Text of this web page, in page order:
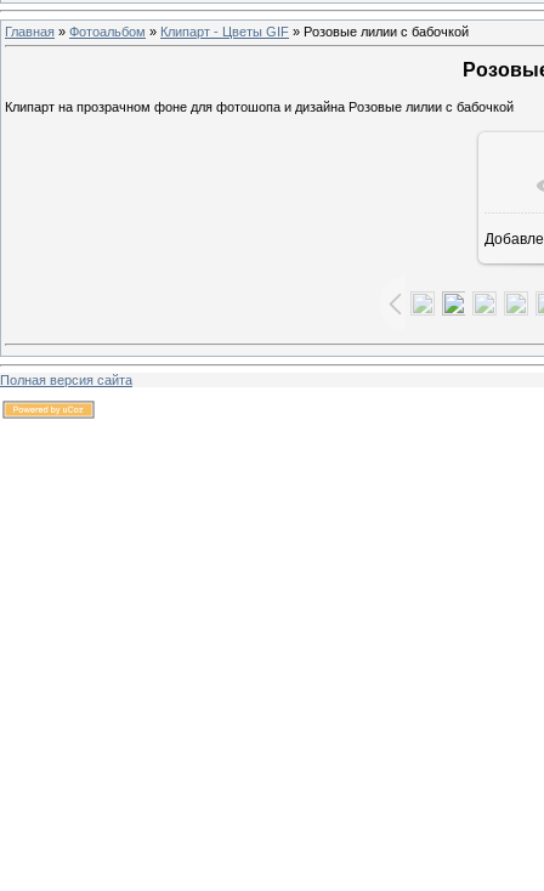
Главная » Фотоальбом » Клипарт - Цветы GIF » Розовые лилии с бабочкой
Клипарт на прозрачном фоне для фотошопа и дизайна Розовые лилии с бабочкой
Полная версия сайта